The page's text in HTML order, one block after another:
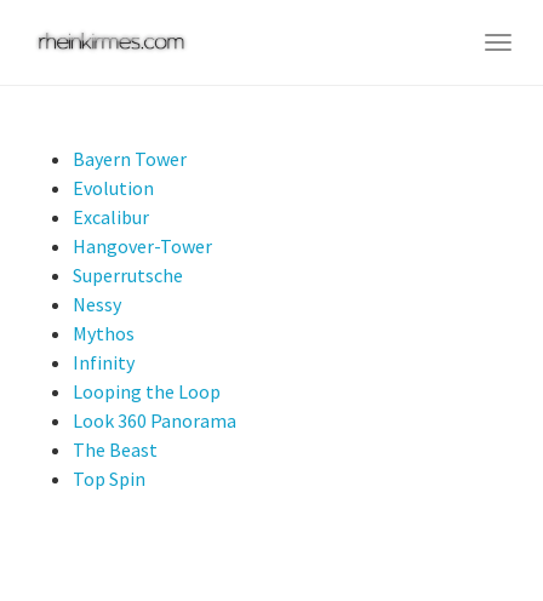
Bayern Tower
Evolution
Excalibur
Hangover-Tower
Superrutsche
Nessy
Mythos
Infinity
Looping the Loop
Look 360 Panorama
The Beast
Top Spin